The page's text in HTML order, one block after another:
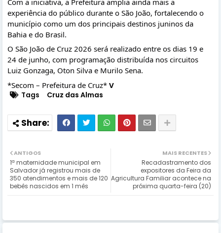
experiência do público durante o São João, fortalecendo o
município como um dos principais destinos juninos da
Bahia e do Brasil.
O São João de Cruz 2026 será realizado entre os dias 19 e
24 de junho, com programação distribuída nos circuitos
Luiz Gonzaga, Oton Silva e Murilo Sena.
*Secom – Prefeitura de Cruz* V
Tags
Cruz das Almas
MAIS RECENTES
Recadastramento dos
expositores da Feira da
Agricultura Familiar acontece na
próxima quarta-feira (20)
ANTIGOS
1ª maternidade municipal em
Salvador já registrou mais de
350 atendimentos e mais de 120
bebês nascidos em 1 mês